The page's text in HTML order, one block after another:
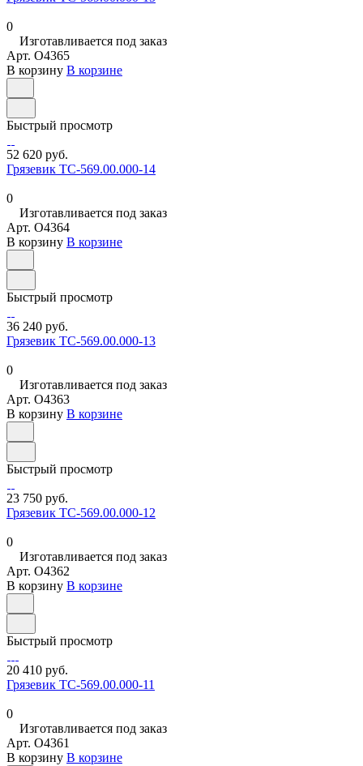
0
Изготавливается под заказ
Арт. O4365
В корзину В корзине
Быстрый просмотр
52 620 руб.
Грязевик ТС-569.00.000-14
0
Изготавливается под заказ
Арт. O4364
В корзину В корзине
Быстрый просмотр
36 240 руб.
Грязевик ТС-569.00.000-13
0
Изготавливается под заказ
Арт. O4363
В корзину В корзине
Быстрый просмотр
23 750 руб.
Грязевик ТС-569.00.000-12
0
Изготавливается под заказ
Арт. O4362
В корзину В корзине
Быстрый просмотр
20 410 руб.
Грязевик ТС-569.00.000-11
0
Изготавливается под заказ
Арт. O4361
В корзину В корзине